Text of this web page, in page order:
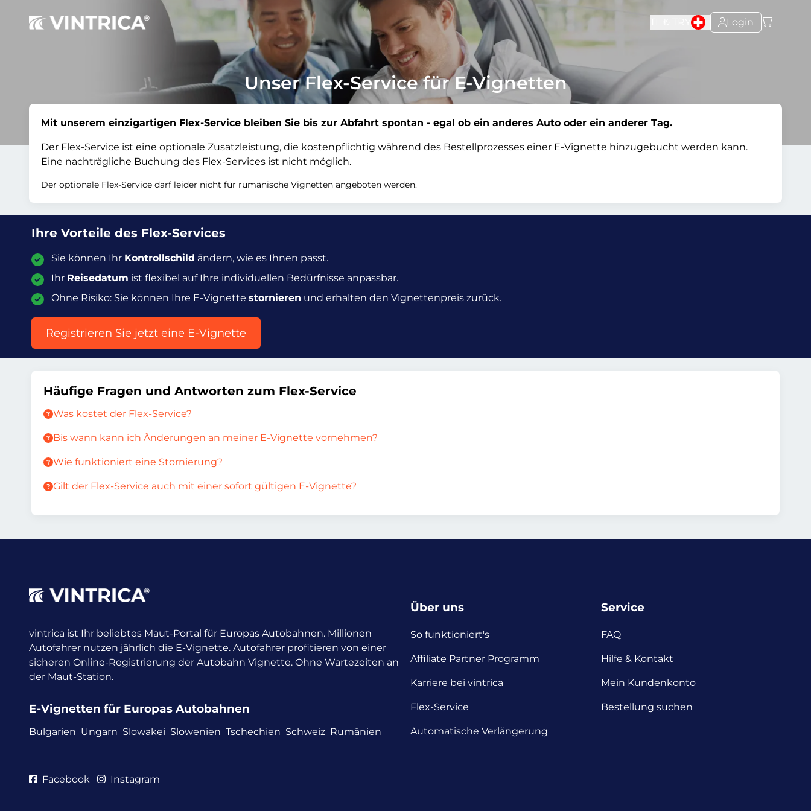
Login
Unser Flex-Service für E-Vignetten
Mit unserem einzigartigen Flex-Service bleiben Sie bis zur Abfahrt spontan - egal ob ein anderes Auto oder ein anderer Tag.
Der Flex-Service ist eine optionale Zusatzleistung, die kostenpflichtig während des Bestellprozesses einer E-Vignette hinzugebucht werden kann.
Eine nachträgliche Buchung des Flex-Services ist nicht möglich.
Der optionale Flex-Service darf leider nicht für rumänische Vignetten angeboten werden.
Ihre Vorteile des Flex-Services
Sie können Ihr Kontrollschild ändern, wie es Ihnen passt.
Ihr Reisedatum ist flexibel auf Ihre individuellen Bedürfnisse anpassbar.
Ohne Risiko: Sie können Ihre E-Vignette stornieren und erhalten den Vignettenpreis zurück.
Registrieren Sie jetzt eine E-Vignette
Häufige Fragen und Antworten zum Flex-Service
Was kostet der Flex-Service?
Bis wann kann ich Änderungen an meiner E-Vignette vornehmen?
Wie funktioniert eine Stornierung?
Gilt der Flex-Service auch mit einer sofort gültigen E-Vignette?
vintrica ist Ihr beliebtes Maut-Portal für Europas Autobahnen. Millionen
Autofahrer nutzen jährlich die E-Vignette. Autofahrer profitieren von einer
sicheren Online-Registrierung der Autobahn Vignette. Ohne Wartezeiten an
der Maut-Station.
E-Vignetten für Europas Autobahnen
Bulgarien Ungarn Slowakei Slowenien Tschechien Schweiz Rumänien
Über uns
So funktioniert's
Affiliate Partner Programm
Karriere bei vintrica
Flex-Service
Automatische Verlängerung
Service
FAQ
Hilfe & Kontakt
Mein Kundenkonto
Bestellung suchen
Facebook Instagram